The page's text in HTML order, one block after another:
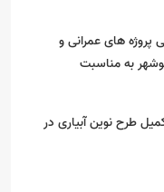
پروژه های عمرانی و
به مناسبت
طرح نوین آبیاری در